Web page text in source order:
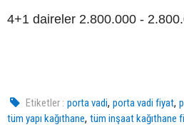
4+1 daireler 2.800.000 -
Etiketler : porta vadi,porta vadi fiyat,
tüm yapı kağıthane, tüm inşaat kağıthane